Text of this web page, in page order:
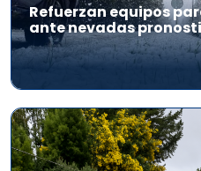
Refuerzan equipos
ante nevadas